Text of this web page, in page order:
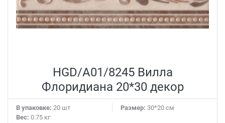
HGD/A01/8245 Вилла
Флоридиана 20*30 декор
В упаковке: 20 шт Размер: 30*20 см
Вес: 0.75 кг